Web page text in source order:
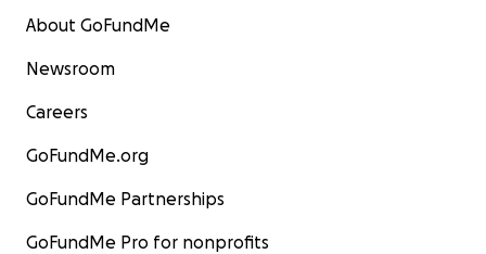
About GoFundMe
Newsroom
Careers
GoFundMe.org
GoFundMe Partnerships
GoFundMe Pro for nonprofits